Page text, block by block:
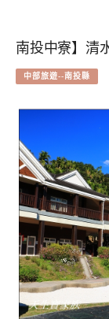
南投中寮】清
中部旅遊--南投縣